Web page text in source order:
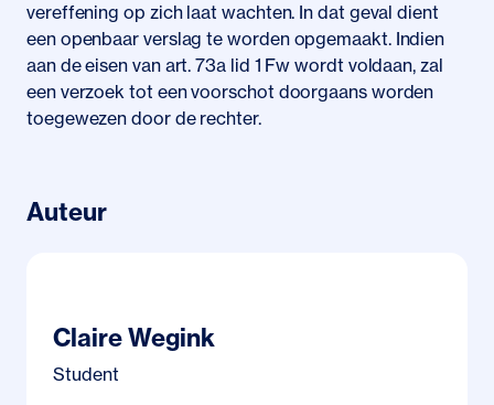
vereffening op zich laat wachten. In dat geval dient
een openbaar verslag te worden opgemaakt. Indien
aan de eisen van art. 73a lid 1 Fw wordt voldaan, zal
een verzoek tot een voorschot doorgaans worden
toegewezen door de rechter.
Auteur
Claire Wegink
Student